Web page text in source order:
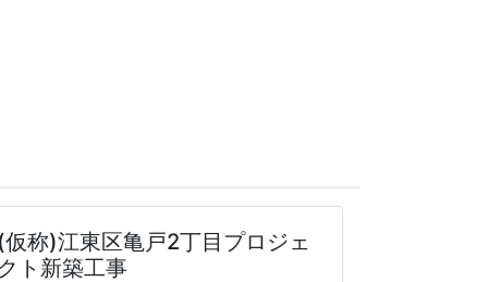
称)江東区亀戸2丁目プロジェ
ト新築工事